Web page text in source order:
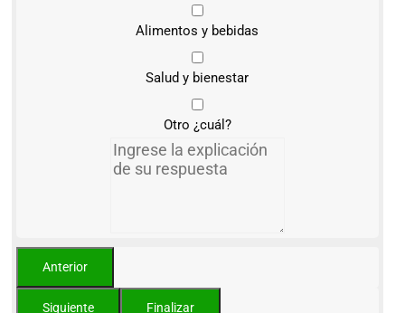
Alimentos y bebidas
Salud y bienestar
Otro ¿cuál?